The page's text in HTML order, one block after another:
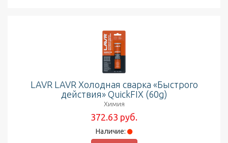
LAVR LAVR Холодная сварка «Быстрого
действия» QuickFIX (60g)
Химия
372.63 руб.
Наличие: